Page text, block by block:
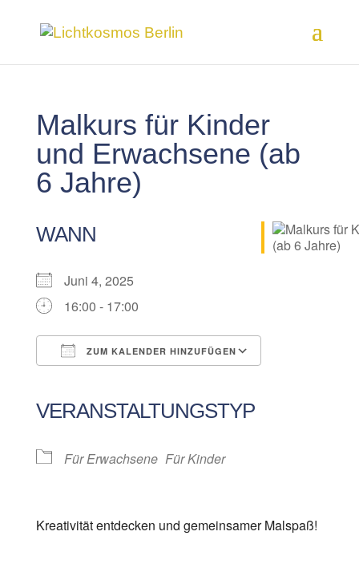
Malkurs für Kinder
und Erwachsene (ab
6 Jahre)
WANN
Juni 4, 2025
16:00 - 17:00
ZUM KALENDER HINZUFÜGEN
VERANSTALTUNGSTYP
Für Erwachsene Für Kinder
Kreativität entdecken und gemeinsamer Malspaß!